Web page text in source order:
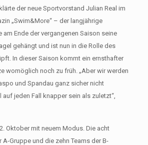
der neue Sportvorstand Julian Real im
„Swim&More“ – der langjährige
am Ende der vergangenen Saison seine
gehängt und ist nun in die Rolle des
In dieser Saison kommt ein ernsthafter
womöglich noch zu früh. „Aber wir werden
und Spandau ganz sicher nicht
auf jeden Fall knapper sein als zuletzt“,
Oktober mit neuem Modus. Die acht
Gruppe und die zehn Teams der B-